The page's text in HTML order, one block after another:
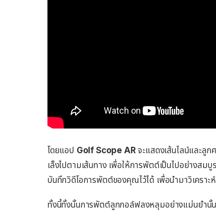
โดยแอป Golf Scope AR จะแสดงเส้นไลน์และลู
เล็งไปตามเส้นทาง เพื่อให้การพัตต์เป็นไปอย่างส
บันทึกวิดีโอการพัตต์ของคุณไว้ได้ เพื่อนำมาวิเคราะ
ทั้งนี้ทั้งนั้นการพัตต์ลูกกอล์ฟลงหลุมอย่างแม่นยำนั้